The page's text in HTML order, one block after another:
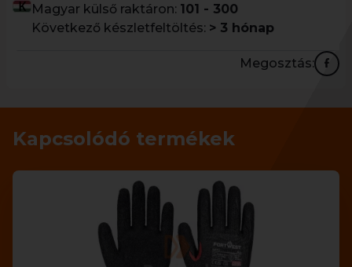
Magyar külső raktáron: 101 - 300
Következő készletfeltöltés: > 3 hónap
Megosztás:
Kapcsolódó termékek